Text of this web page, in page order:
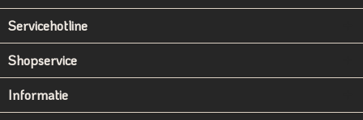
Servicehotline
Shopservice
Informatie